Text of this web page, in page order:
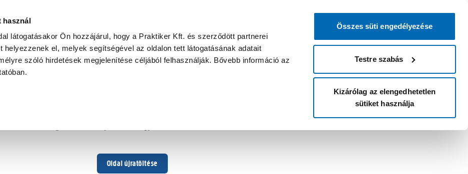
használ
látogatásakor Ön hozzájárul, hogy a Praktiker Kft. és szerződött partnerei
helyezzenek el, melyek segítségével az oldalon tett látogatásának adatait
szóló hirdetések megjelenítése céljából felhasználják. Bővebb információ az
Összes süti engedélyezése
Testre szabás
Kizárólag az elengedhetetlen
sütiket használja
Oldal újratöltése